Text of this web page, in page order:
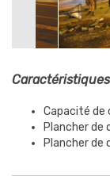
Caractéristiques
Capacité de
Plancher de
Plancher de